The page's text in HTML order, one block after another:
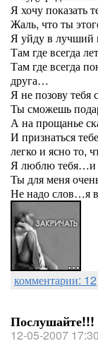
Я хочу показать
Жаль, что ты
Я уйду в лучший
Там где всегда
Там где всегда
друга…
Я не позову
Ты сможешь
А на прощанье
И признаться
легко и ясно то,
Я люблю тебя…и
Ты для меня
Не надо слов…я
комментарии: 12
Послушайте!!!
12-05-2007 17:30